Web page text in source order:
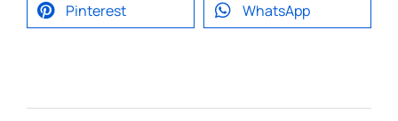
Pinterest WhatsApp